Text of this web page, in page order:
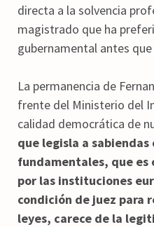
directa a la solvencia
magistrado que ha
gubernamental antes
La permanencia de
frente del Ministerio del
calidad democrática de
que legisla a
fundamentales, que es
por las instituciones
condición de juez para
leyes, carece de la